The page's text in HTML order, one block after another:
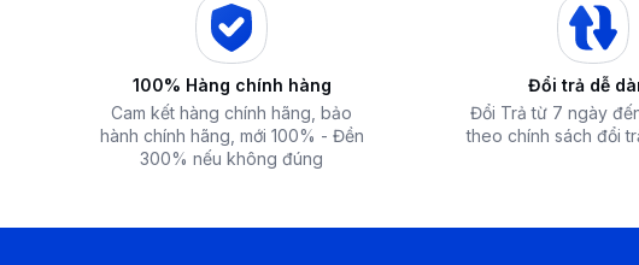
100% Hàng chính hàng
Cam kết hàng chính hãng, bảo
hành chính hãng, mới 100% - Đền
300% nếu không đúng
Đổi trả dễ
Đổi Trả từ 7 ngày
theo chính sách đổi